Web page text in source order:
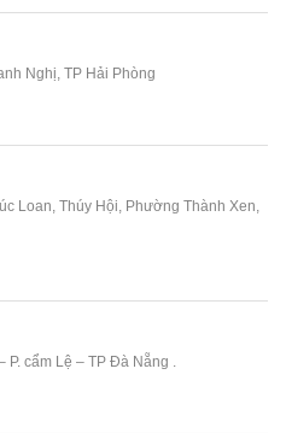
Nghị, TP Hải Phòng
Loan, Thúy Hội, Phường Thành Xen,
P. cẩm Lệ – TP Đà Nẵng .